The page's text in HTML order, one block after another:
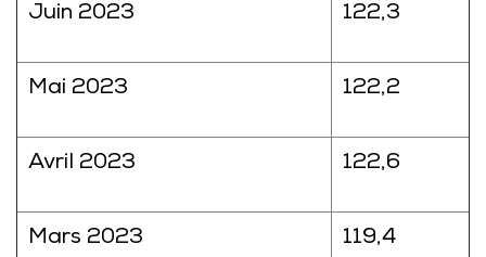
Juin 2023 122,3
Mai 2023 122,2
Avril 2023 122,6
Mars 2023 119,4